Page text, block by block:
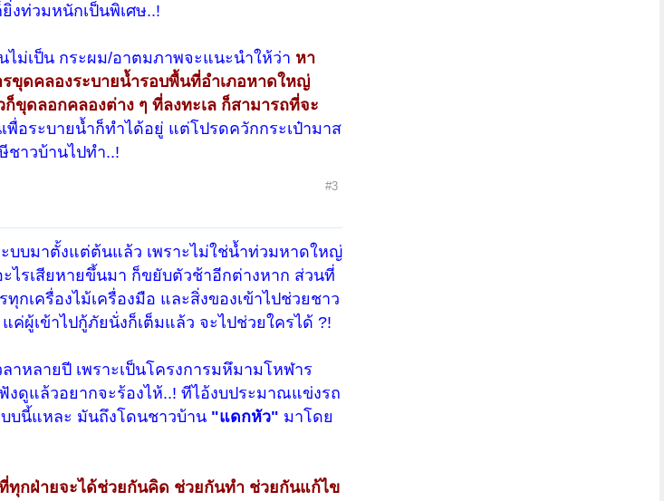
งท่วมหนักเป็นพิเศษ..!
ไม่เป็น กระผม/อาตมภาพจะแนะนำให้ว่า หา
ขุดคลองระบายน้ำรอบพื้นที่อำเภอหาดใหญ่
ขุดลอกคลองต่าง ๆ ที่ลงทะเล ก็สามารถที่จะ
พื่อระบายน้ำก็ทำได้อยู่ แต่โปรดควักกระเป๋ามาส
ชาวบ้านไปทำ..!
#3
บบมาตั้งแต่ต้นแล้ว เพราะไม่ใช่น้ำท่วมหาดใหญ่
ไรเสียหายขึ้นมา ก็ขยับตัวช้าอีกต่างหาก ส่วนที่
เครื่องไม้เครื่องมือ และสิ่งของเข้าไปช่วยชาว
ผู้เข้าไปกู้ภัยนั่งก็เต็มแล้ว จะไปช่วยใครได้ ?!
หลายปี เพราะเป็นโครงการมหึมามโหฬาร
ฟังดูแล้วอยากจะร้องไห้..! ทีไอ้งบประมาณแข่งรถ
บนี้แหละ มันถึงโดนชาวบ้าน "แดกหัว" มาโดย
ที่ทุกฝ่ายจะได้ช่วยกันคิด ช่วยกันทำ ช่วยกันแก้ไข